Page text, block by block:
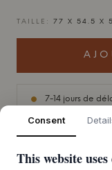
TAILLE: 77 X 54.5 X
7-14 jours de
Consent
This website uses